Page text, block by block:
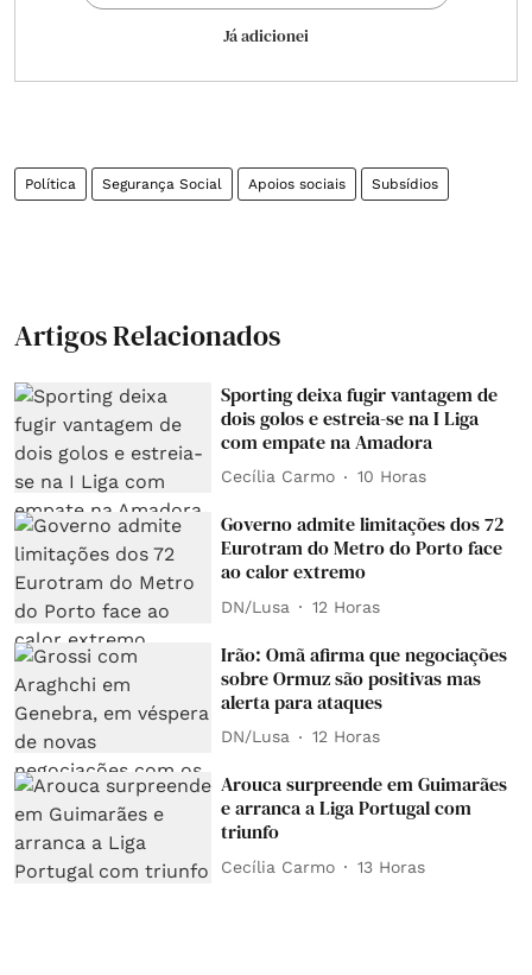
Já adicionei
Política Segurança Social Apoios sociais Subsídios
Artigos Relacionados
Sporting deixa fugir vantagem de
dois golos e estreia-se na I Liga
com empate na Amadora
Cecília Carmo 10 Horas
Governo admite limitações dos 72
Eurotram do Metro do Porto face
ao calor extremo
DN/Lusa 12 Horas
Irão: Omã afirma que negociações
sobre Ormuz são positivas mas
alerta para ataques
DN/Lusa 12 Horas
Arouca surpreende em Guimarães
e arranca a Liga Portugal com
triunfo
Cecília Carmo 13 Horas